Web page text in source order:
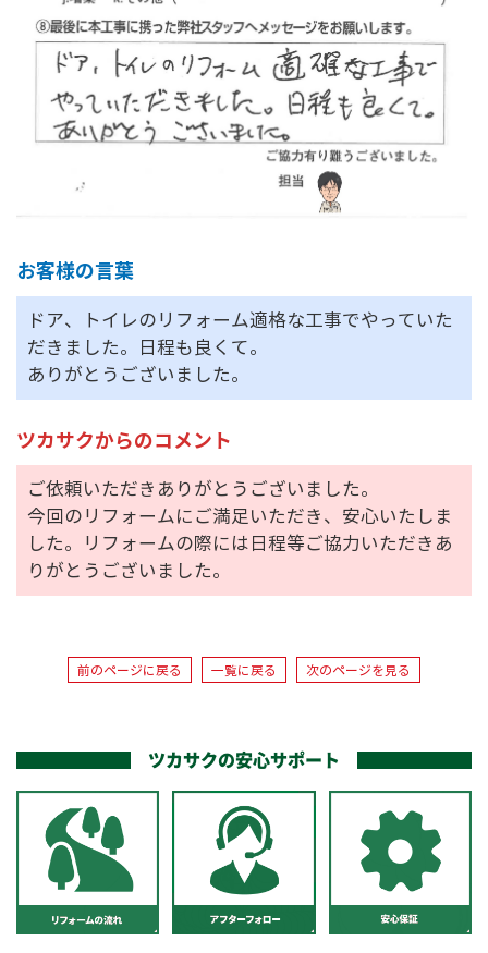
お客様の言葉
ドア、トイレのリフォーム適格な工事でやっていた
だきました。日程も良くて。
ありがとうございました。
ツカサクからのコメント
ご依頼いただきありがとうございました。
今回のリフォームにご満足いただき、安心いたしま
した。リフォームの際には日程等ご協力いただきあ
りがとうございました。
前のページに戻る 一覧に戻る 次のページを見る
ツカサクの安心サポート